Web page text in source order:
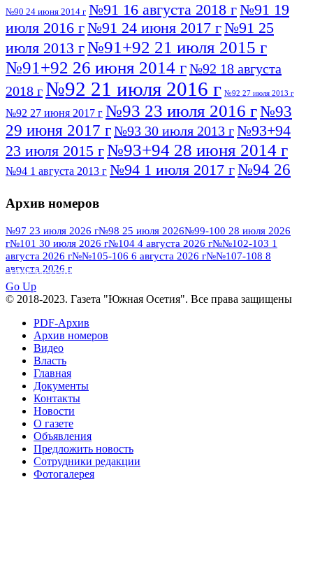
№90 24 июня 2014 г №91 16 августа 2018 г№91 19
июля 2016 г№91 24 июня 2017 г№91 25
июля 2013 г№91+92 21 июля 2015 г
№91+92 26 июня 2014 г№92 18 августа
2018 г№92 21 июля 2016 г №92 27 июля 2013 г
№92 27 июня 2017 г №93 23 июля 2016 г№93
29 июня 2017 г№93 30 июля 2013 г№93+94
23 июля 2015 г№93+94 28 июня 2014 г
№94 1 августа 2013 г №94 1 июля 2017 г№94 26
№95 7 августа 2012 г
№95 28 июля 2016 г №95+96 3 августа
2013 г№96 6 июля 2017 г№96 9 августа
2012 г №96 28 июля 2015 г
№96+97 30 июля 2016 г
№97 11 августа 2012 г
№97 30 июля 2015 г
№98 2 августа 2016 г
августа 2013 г
№98+99 11 июля 2017 г
августа 2016 г
августа 2012 г
Архив номеров
№97 23 июля 2026 г№98 25 июля 2026№99-100 28 июля 2026
г№101 30 июля 2026 г№104 4 августа 2026 г№№102-103 1
августа 2026 г№№105-106 6 августа 2026 г№№107-108 8
августа 2026 г
ПОСМОТРЕТЬ ВСЕ
Go Up
© 2018-2023. Газета "Южная Осетия". Все права защищены
PDF-Архив
Архив номеров
Видео
Власть
Главная
Документы
Контакты
Новости
О газете
Объявления
Предложить новость
Сотрудники редакции
Фотогалерея